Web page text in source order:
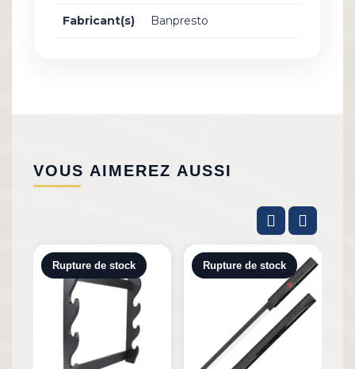
Fabricant(s) Banpresto
VOUS AIMEREZ AUSSI
Rupture de stock Rupture de stock